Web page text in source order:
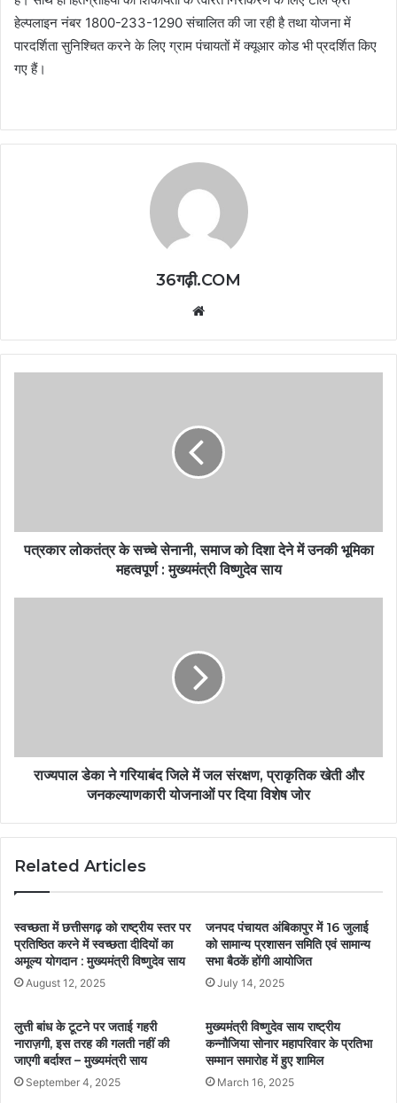
हेल्पलाइन नंबर 1800-233-1290 संचालित की जा रही है तथा योजना में
पारदर्शिता सुनिश्चित करने के लिए ग्राम पंचायतों में क्यूआर कोड भी प्रदर्शित किए
गए हैं।
36गढ़ी.COM
पत्रकार लोकतंत्र के सच्चे सेनानी, समाज को दिशा देने में उनकी भूमिका
महत्वपूर्ण : मुख्यमंत्री विष्णुदेव साय
राज्यपाल डेका ने गरियाबंद जिले में जल संरक्षण, प्राकृतिक खेती और
जनकल्याणकारी योजनाओं पर दिया विशेष जोर
Related Articles
स्वच्छता में छत्तीसगढ़ को राष्ट्रीय स्तर पर
प्रतिष्ठित करने में स्वच्छता दीदियों का
अमूल्य योगदान : मुख्यमंत्री विष्णुदेव साय
August 12, 2025
जनपद पंचायत अंबिकापुर में 16 जुलाई
को सामान्य प्रशासन समिति एवं सामान्य
सभा बैठकें होंगी आयोजित
July 14, 2025
लुत्ती बांध के टूटने पर जताई गहरी
नाराज़गी, इस तरह की गलती नहीं की
जाएगी बर्दाश्त – मुख्यमंत्री साय
September 4, 2025
मुख्यमंत्री विष्णुदेव साय राष्ट्रीय
कन्नौजिया सोनार महापरिवार के प्रतिभा
सम्मान समारोह में हुए शामिल
March 16, 2025